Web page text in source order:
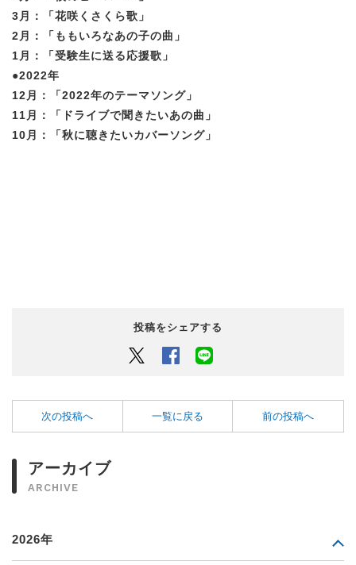
3月：「花咲くさくら歌」
2月：「ももいろなあの子の曲」
1月：「受験生に送る応援歌」
●2022年
12月：「2022年のテーマソング」
11月：「ドライブで聞きたいあの曲」
10月：「秋に聴きたいカバーソング」
投稿をシェアする
Twitter Facebook
次の投稿へ 一覧に戻る 前の投稿へ
アーカイブ
ARCHIVE
2026年